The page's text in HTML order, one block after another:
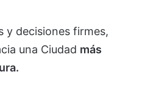
y decisiones firmes,
una Ciudad más